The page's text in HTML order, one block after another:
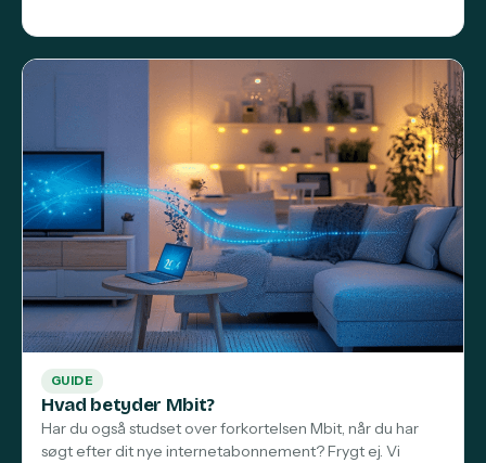
GUIDE
Hvad betyder Mbit?
Har du også studset over forkortelsen Mbit, når du har
søgt efter dit nye internetabonnement? Frygt ej. Vi